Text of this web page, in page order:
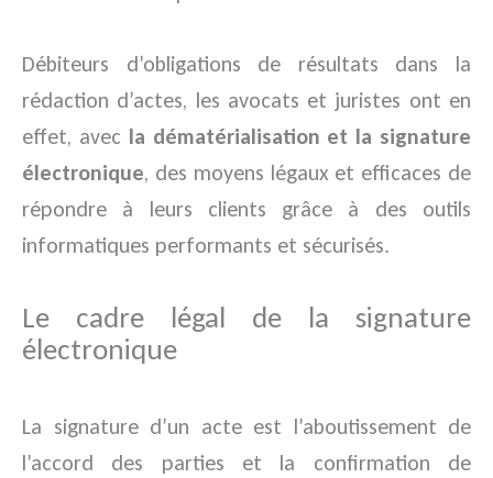
Débiteurs d’obligations de résultats dans la
rédaction d’actes, les avocats et juristes ont en
effet, avec la dématérialisation et la signature
électronique, des moyens légaux et efficaces de
répondre à leurs clients grâce à des outils
informatiques performants et sécurisés.
Le cadre légal de la signature
électronique
La signature d’un acte est l’aboutissement de
l’accord des parties et la confirmation de